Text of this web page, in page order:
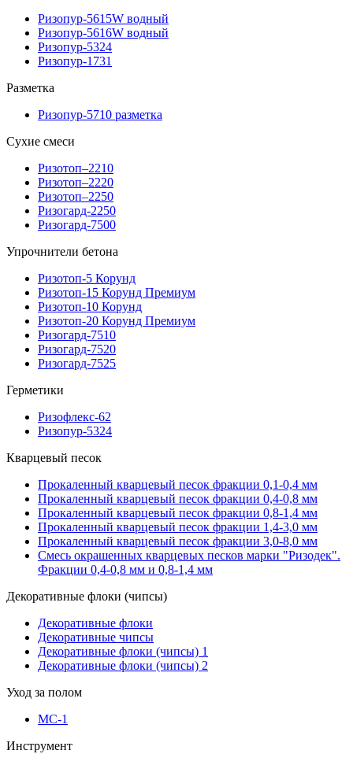
Ризопур-5615W водный
Ризопур-5616W водный
Ризопур-5324
Ризопур-1731
Разметка
Ризопур-5710 разметка
Сухие смеси
Ризотоп–2210
Ризотоп–2220
Ризотоп–2250
Ризогард-2250
Ризогард-7500
Упрочнители бетона
Ризотоп-5 Корунд
Ризотоп-15 Корунд Премиум
Ризотоп-10 Корунд
Ризотоп-20 Корунд Премиум
Ризогард-7510
Ризогард-7520
Ризогард-7525
Герметики
Ризофлекс-62
Ризопур-5324
Кварцевый песок
Прокаленный кварцевый песок фракции 0,1-0,4 мм
Прокаленный кварцевый песок фракции 0,4-0,8 мм
Прокаленный кварцевый песок фракции 0,8-1,4 мм
Прокаленный кварцевый песок фракции 1,4-3,0 мм
Прокаленный кварцевый песок фракции 3,0-8,0 мм
Смесь окрашенных кварцевых песков марки "Ризодек".
Фракции 0,4-0,8 мм и 0,8-1,4 мм
Декоративные флоки (чипсы)
Декоративные флоки
Декоративные чипсы
Декоративные флоки (чипсы) 1
Декоративные флоки (чипсы) 2
Уход за полом
МС-1
Инструмент